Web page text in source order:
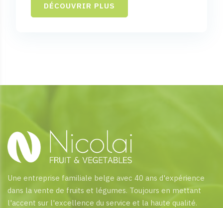
DÉCOUVRIR PLUS
Une entreprise familiale belge avec 40 ans d'expérience
dans la vente de fruits et légumes. Toujours en mettant
l'accent sur l'excellence du service et la haute qualité.